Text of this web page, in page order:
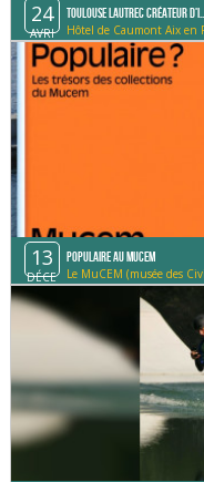
24
AVRI
Toulouse Lautrec créateur d'i...
Hôtel de Caumont Aix en
13
DÉCE
Populaire au MUCEM
Le MuCEM (musée des